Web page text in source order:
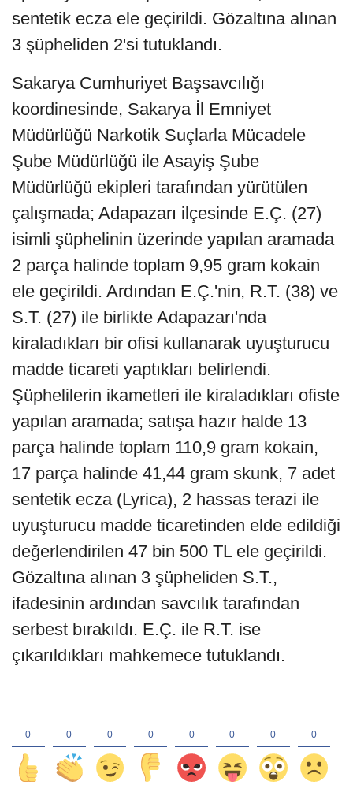
sentetik ecza ele geçirildi. Gözaltına alınan
3 şüpheliden 2'si tutuklandı.
Sakarya Cumhuriyet Başsavcılığı
koordinesinde, Sakarya İl Emniyet
Müdürlüğü Narkotik Suçlarla Mücadele
Şube Müdürlüğü ile Asayiş Şube
Müdürlüğü ekipleri tarafından yürütülen
çalışmada; Adapazarı ilçesinde E.Ç. (27)
isimli şüphelinin üzerinde yapılan aramada
2 parça halinde toplam 9,95 gram kokain
ele geçirildi. Ardından E.Ç.'nin, R.T. (38) ve
S.T. (27) ile birlikte Adapazarı'nda
kiraladıkları bir ofisi kullanarak uyuşturucu
madde ticareti yaptıkları belirlendi.
Şüphelilerin ikametleri ile kiraladıkları ofiste
yapılan aramada; satışa hazır halde 13
parça halinde toplam 110,9 gram kokain,
17 parça halinde 41,44 gram skunk, 7 adet
sentetik ecza (Lyrica), 2 hassas terazi ile
uyuşturucu madde ticaretinden elde edildiği
değerlendirilen 47 bin 500 TL ele geçirildi.
Gözaltına alınan 3 şüpheliden S.T.,
ifadesinin ardından savcılık tarafından
serbest bırakıldı. E.Ç. ile R.T. ise
çıkarıldıkları mahkemece tutuklandı.